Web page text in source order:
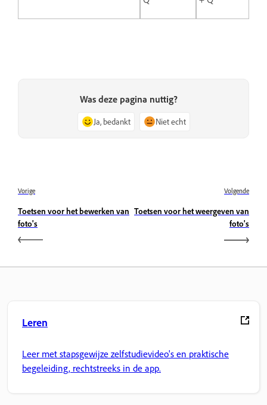
Was deze pagina nuttig?
Ja, bedankt Niet echt
Vorige
Toetsen voor het bewerken van
foto's
Volgende
Toetsen voor het weergeven van
foto's
Leren
Leer met stapsgewijze zelfstudievideo's en praktische
begeleiding, rechtstreeks in de app.